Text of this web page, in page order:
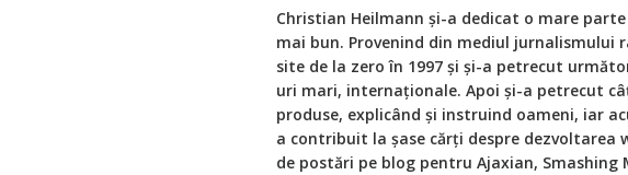
Christian Heilmann și-a dedicat o mare
mai bun. Provenind din mediul jurnalismului
site de la zero în 1997 și și-a petrecut
uri mari, internaționale. Apoi și-a petrecut
produse, explicând și instruind oameni, iar
a contribuit la șase cărți despre dezvoltarea
de postări pe blog pentru Ajaxian, Smashing